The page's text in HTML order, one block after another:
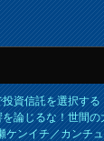
資信託を選択する
論じるな！世間の
ケンイチ／カンチ